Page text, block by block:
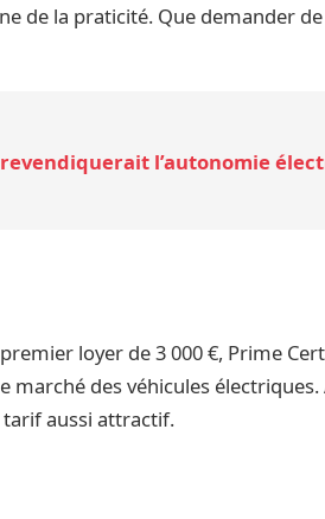
de la praticité. Que demander
l’autonomie
loyer de 3 000 €, Prime
marché des véhicules
tarif aussi attractif.